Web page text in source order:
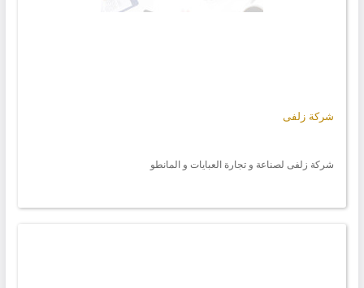
شركة زلفى
شركة زلفى لصناعة و تجارة العبايات و المانطو